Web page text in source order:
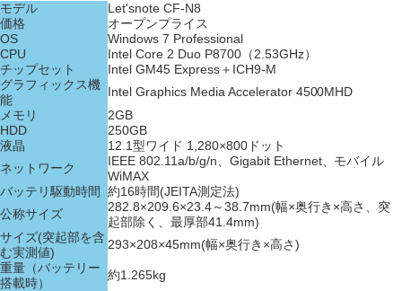
モデル
Let'snote CF-N8
価格
オープンプライス
OS
Windows 7 Professional
CPU
Intel Core 2 Duo P8700（2.53GHz）
チップセット
Intel GM45 Express＋ICH9-M
グラフィックス機
能
Intel Graphics Media Accelerator 4500MHD
メモリ
2GB
HDD
250GB
液晶
12.1型ワイド 1,280×800ドット
ネットワーク
IEEE 802.11a/b/g/n、Gigabit Ethernet、モバイル
WiMAX
バッテリ駆動時間
約16時間(JEITA測定法)
公称サイズ
282.8×209.6×23.4～38.7mm(幅×奥行き×高さ、突
起部除く、最厚部41.4mm)
サイズ(突起部を含
む実測値)
293×208×45mm(幅×奥行き×高さ)
重量（バッテリー
搭載時）
約1.265kg